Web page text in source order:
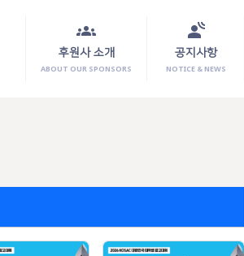
groups
후원사 소개
ABOUT OUR SPONSORS
spatial_audio
공지사항
NOTICE & NEWS